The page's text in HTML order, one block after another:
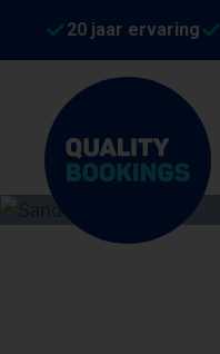
20 jaar ervaring